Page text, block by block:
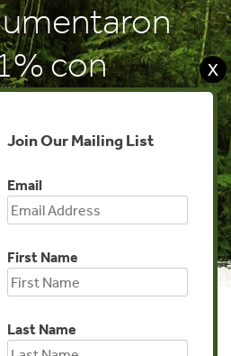
con
mismo
año
De enero a setiembre de este año los
en un 121% con relación al
X
Join Our Mailing List
Email
First Name
Last Name